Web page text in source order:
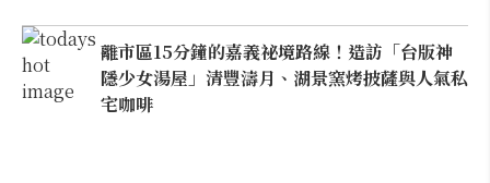
離市區15分鐘的嘉義祕境路線！造訪「台版神
隱少女湯屋」清豐濤月、湖景窯烤披薩與人氣私
宅咖啡